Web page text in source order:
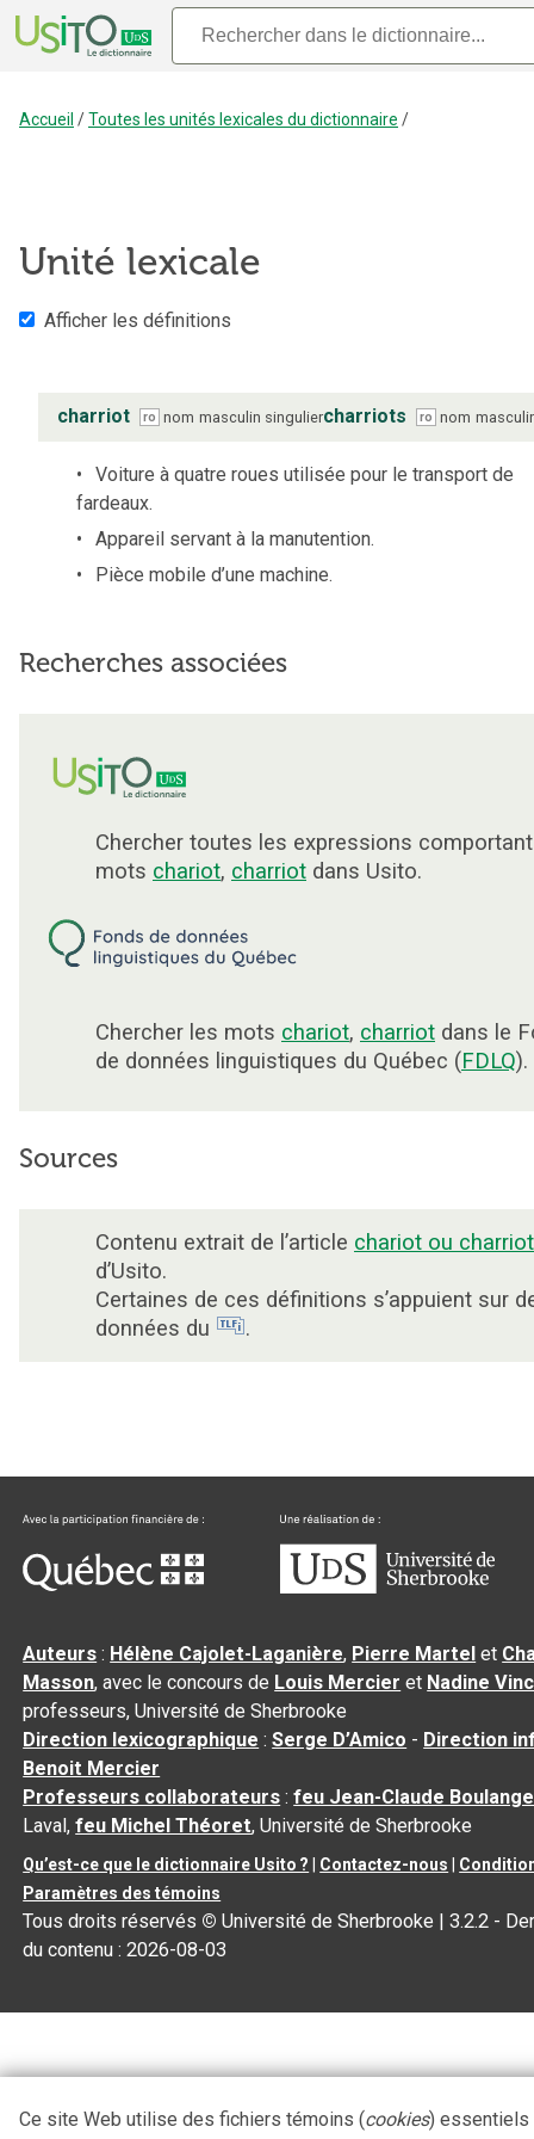
Accueil /Toutes les unités lexicales du dictionnaire /
Unité lexicale
Afficher les définitions
charriot ro nom masculin singuliercharriots ro nom
Voiture à quatre roues utilisée pour le transport de
fardeaux.
Appareil servant à la manutention.
Pièce mobile d’une machine.
Recherches associées
Chercher toutes les expressions
mots chariot, charriot dans Usito.
Chercher les mots chariot, charriot dans le
de données linguistiques du Québec (FDLQ).
Sources
Contenu extrait de l’article chariot ou charriot
d’Usito.
Certaines de ces définitions s’appuient sur
données du
.
Auteurs : Hélène Cajolet-Laganière, Pierre Martel et
Masson, avec le concours de Louis Mercier et Nadine
professeurs, Université de Sherbrooke
Direction lexicographique :Serge D’Amico - Direction
Benoit Mercier
Professeurs collaborateurs :feu Jean-Claude
Laval,feu Michel Théoret, Université de Sherbrooke
Qu’est-ce que le dictionnaire Usito ? Contactez-nous
Paramètres des témoins
Tous droits réservés © Université de Sherbrooke |3.2.2 -
du contenu :2026-08-03
Ce site Web utilise des fichiers témoins (cookies) essentiels